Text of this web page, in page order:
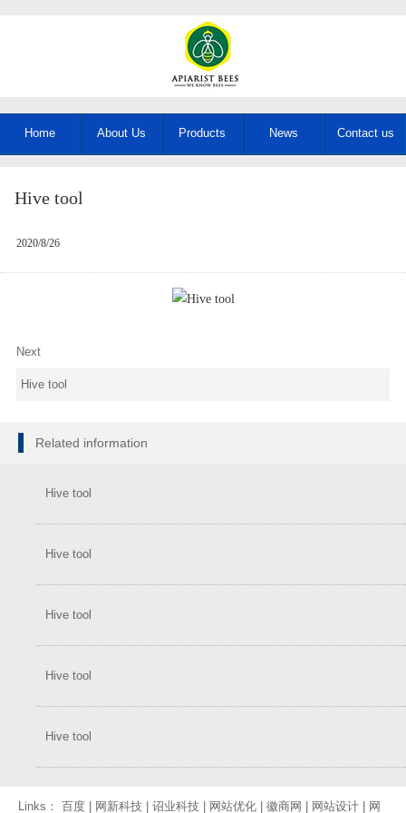
Home About Us Products News Contact us
Hive tool
2020/8/26
Next
Hive tool
Related information
Hive tool
Hive tool
Hive tool
Hive tool
Hive tool
Links： 百度 | 网新科技 | 诏业科技 | 网站优化 | 徽商网 | 网站设计 | 网